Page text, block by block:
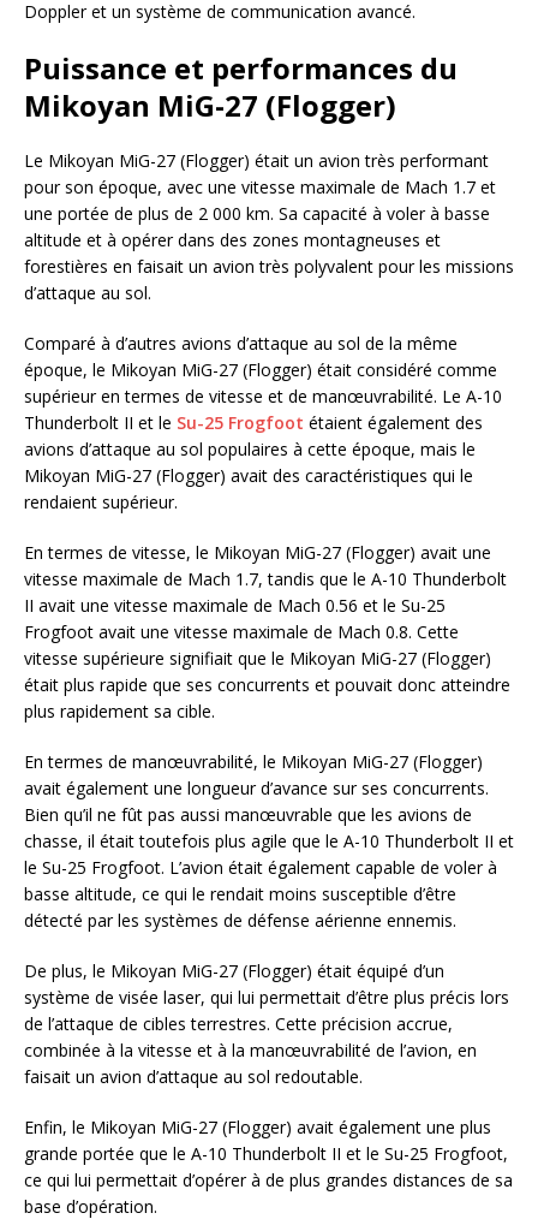
Doppler et un système de communication avancé.
Puissance et performances du
Mikoyan MiG-27 (Flogger)
Le Mikoyan MiG-27 (Flogger) était un avion très performant
pour son époque, avec une vitesse maximale de Mach 1.7 et
une portée de plus de 2 000 km. Sa capacité à voler à basse
altitude et à opérer dans des zones montagneuses et
forestières en faisait un avion très polyvalent pour les missions
d’attaque au sol.
Comparé à d’autres avions d’attaque au sol de la même
époque, le Mikoyan MiG-27 (Flogger) était considéré comme
supérieur en termes de vitesse et de manœuvrabilité. Le A-10
Thunderbolt II et le Su-25 Frogfoot étaient également des
avions d’attaque au sol populaires à cette époque, mais le
Mikoyan MiG-27 (Flogger) avait des caractéristiques qui le
rendaient supérieur.
En termes de vitesse, le Mikoyan MiG-27 (Flogger) avait une
vitesse maximale de Mach 1.7, tandis que le A-10 Thunderbolt
II avait une vitesse maximale de Mach 0.56 et le Su-25
Frogfoot avait une vitesse maximale de Mach 0.8. Cette
vitesse supérieure signifiait que le Mikoyan MiG-27 (Flogger)
était plus rapide que ses concurrents et pouvait donc atteindre
plus rapidement sa cible.
En termes de manœuvrabilité, le Mikoyan MiG-27 (Flogger)
avait également une longueur d’avance sur ses concurrents.
Bien qu’il ne fût pas aussi manœuvrable que les avions de
chasse, il était toutefois plus agile que le A-10 Thunderbolt II et
le Su-25 Frogfoot. L’avion était également capable de voler à
basse altitude, ce qui le rendait moins susceptible d’être
détecté par les systèmes de défense aérienne ennemis.
De plus, le Mikoyan MiG-27 (Flogger) était équipé d’un
système de visée laser, qui lui permettait d’être plus précis lors
de l’attaque de cibles terrestres. Cette précision accrue,
combinée à la vitesse et à la manœuvrabilité de l’avion, en
faisait un avion d’attaque au sol redoutable.
Enfin, le Mikoyan MiG-27 (Flogger) avait également une plus
grande portée que le A-10 Thunderbolt II et le Su-25 Frogfoot,
ce qui lui permettait d’opérer à de plus grandes distances de sa
base d’opération.